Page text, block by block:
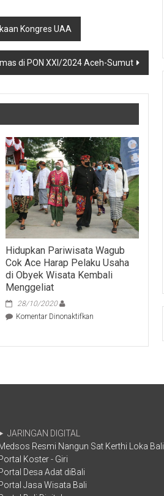
Kongres UAA
di PON XXI/2024 Aceh-Sumut
Hidupkan Pariwisata Wagub
Cok Ace Harap Pelaku Usaha
di Obyek Wisata Kembali
Menggeliat
28/10/2020
Komentar Dinonaktifkanpada
Wagub
Harap
Kembali
JARINGAN DIGITAL
Resmi Nangun Sat Kerthi Loka Bali
Koster - Giri
Desa Adat diBali
Jasa Wisata Bali